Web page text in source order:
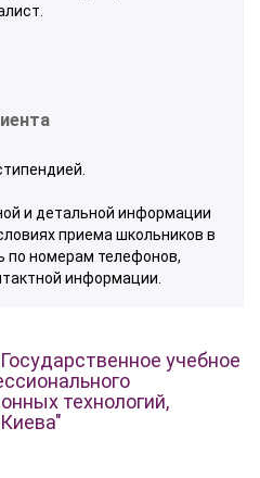
и детальной информации
приема школьников в
по номерам телефонов,
информации.
учебное
технологий,